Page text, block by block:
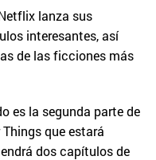
lanza sus
interesantes, así
de las ficciones más
es la segunda parte de
que estará
dos capítulos de